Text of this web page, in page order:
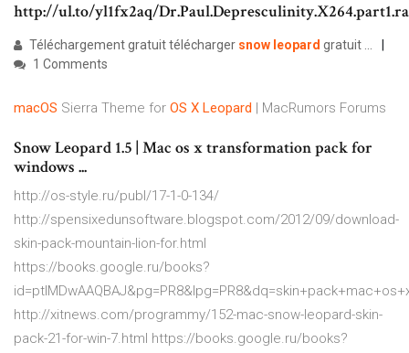
http://ul.to/yl1fx2aq/
Téléchargement gratuit télécharger snow leopard gratuit ...
1 Comments
macOS Sierra Theme for OS X Leopard | MacRumors Forums
Snow Leopard 1.5 | Mac os x transformation pack for
windows ...
http://os-style.ru/publ/17-1-0-134/
http://spensixedunsoftware.blogspot.com/2012/09/download-
skin-pack-mountain-lion-for.html
https://books.google.ru/books?
http://xitnews.com/programmy/152-mac-snow-leopard-skin-
pack-21-for-win-7.html https://books.google.ru/books?